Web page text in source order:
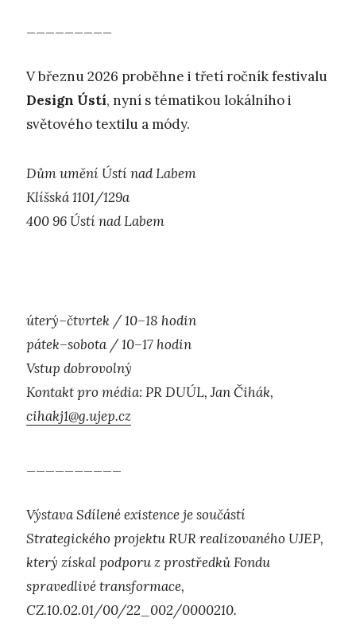
V březnu 2026 proběhne i třetí ročník festivalu
Design Ústí, nyní s tématikou lokálního i
světového textilu a módy.
Dům umění Ústí nad Labem
Klíšská 1101/129a
400 96 Ústí nad Labem
úterý–čtvrtek / 10–18 hodin
pátek–sobota / 10–17 hodin
Vstup dobrovolný
Kontakt pro média: PR DUÚL, Jan Čihák,
cihakj1@g.ujep.cz
Výstava Sdílené existence je součástí
Strategického projektu RUR realizovaného UJEP,
který získal podporu z prostředků Fondu
spravedlivé transformace,
CZ.10.02.01/00/22_002/0000210.